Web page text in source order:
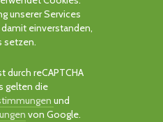
unserer Services
damit einverstanden,
setzen.
durch reCAPTCHA
gelten die
und
von Google.